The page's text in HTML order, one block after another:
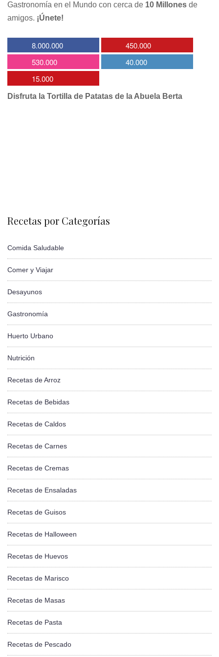
Gastronomía en el Mundo con cerca de 10 Millones de
amigos. ¡Únete!
8.000.000
450.000
530.000
40.000
15.000
Disfruta la Tortilla de Patatas de la Abuela Berta
Recetas por Categorías
Comida Saludable
Comer y Viajar
Desayunos
Gastronomía
Huerto Urbano
Nutrición
Recetas de Arroz
Recetas de Bebidas
Recetas de Caldos
Recetas de Carnes
Recetas de Cremas
Recetas de Ensaladas
Recetas de Guisos
Recetas de Halloween
Recetas de Huevos
Recetas de Marisco
Recetas de Masas
Recetas de Pasta
Recetas de Pescado